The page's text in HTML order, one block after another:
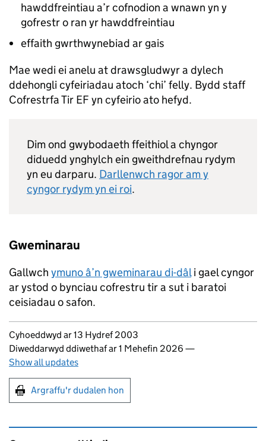
hawddfreintiau a’r cofnodion a wnawn yn y
gofrestr o ran yr hawddfreintiau
effaith gwrthwynebiad ar gais
Mae wedi ei anelu at drawsgludwyr a dylech
ddehongli cyfeiriadau atoch ‘chi’ felly. Bydd staff
Cofrestrfa Tir EF yn cyfeirio ato hefyd.
Dim ond gwybodaeth ffeithiol a chyngor
diduedd ynghylch ein gweithdrefnau rydym
yn eu darparu. Darllenwch ragor am y
cyngor rydym yn ei roi.
Gweminarau
Gallwch ymuno â’n gweminarau di-dâli gael cyngor
ar ystod o bynciau cofrestru tir a sut i baratoi
ceisiadau o safon.
Updates to this page
Cyhoeddwyd ar 13 Hydref 2003
Diweddarwyd ddiwethaf ar 1 Mehefin 2026 —
Show all updates
Argraffu'r dudalen hon
Argraffu'r dudalen hon